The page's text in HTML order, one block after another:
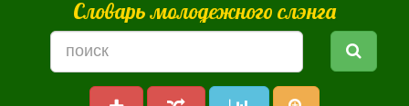
Словарь молодежного слэнга